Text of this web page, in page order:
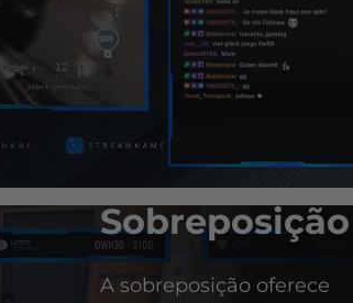
Sobreposição
A sobreposição oferece